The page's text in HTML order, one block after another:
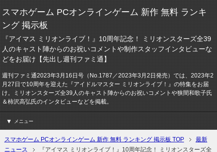
スマホゲーム PCオンラインゲーム 新作 無料 ランキ
ング 掲示板
『アイマス ミリオンライブ！』10周年記念！ ミリオンスターズ全39
人のキャスト陣からのお祝いコメントや制作スタッフインタビューな
どをお届け【先出し週刊ファミ通】
週刊ファミ通2023年3月16日号（No.1787／2023年3月2日発売）では、2023年2
月27日で10周年を迎えた『アイドルマスター ミリオンライブ！』の特集をお届
け。ミリオンスターズ全39人のキャスト陣からのお祝いコメントや狭間和歌子氏
＆柿沢高弘氏のインタビューなどを掲載。
メニュー
スマホゲーム PCオンラインゲーム 新作 無料 ランキング 掲示板 TOP
最新
ニュース
『アイマス ミリオンライブ！』10周年記念！ ミリオンスターズ全